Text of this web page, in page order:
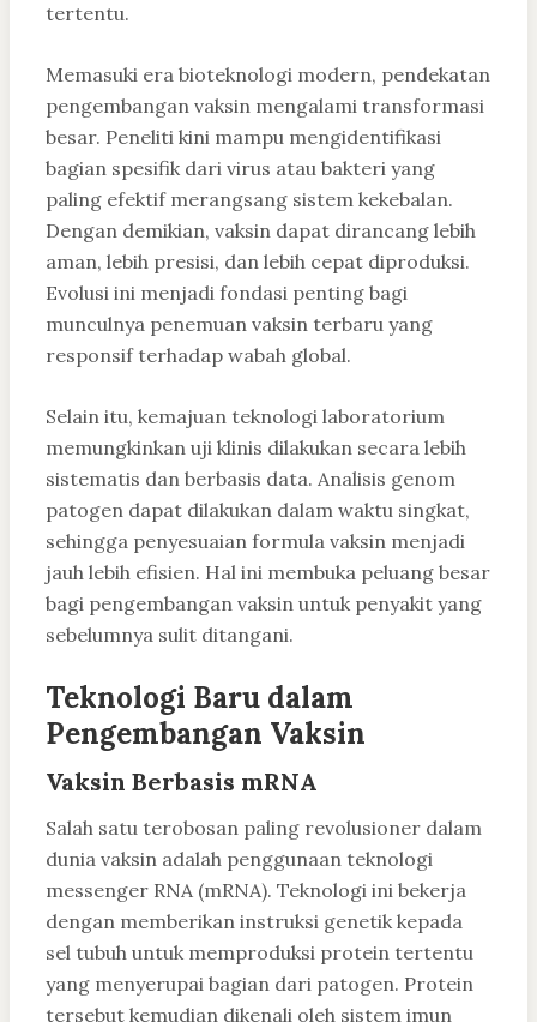
tertentu.
Memasuki era bioteknologi modern, pendekatan
pengembangan vaksin mengalami transformasi
besar. Peneliti kini mampu mengidentifikasi
bagian spesifik dari virus atau bakteri yang
paling efektif merangsang sistem kekebalan.
Dengan demikian, vaksin dapat dirancang lebih
aman, lebih presisi, dan lebih cepat diproduksi.
Evolusi ini menjadi fondasi penting bagi
munculnya penemuan vaksin terbaru yang
responsif terhadap wabah global.
Selain itu, kemajuan teknologi laboratorium
memungkinkan uji klinis dilakukan secara lebih
sistematis dan berbasis data. Analisis genom
patogen dapat dilakukan dalam waktu singkat,
sehingga penyesuaian formula vaksin menjadi
jauh lebih efisien. Hal ini membuka peluang besar
bagi pengembangan vaksin untuk penyakit yang
sebelumnya sulit ditangani.
Teknologi Baru dalam
Pengembangan Vaksin
Vaksin Berbasis mRNA
Salah satu terobosan paling revolusioner dalam
dunia vaksin adalah penggunaan teknologi
messenger RNA (mRNA). Teknologi ini bekerja
dengan memberikan instruksi genetik kepada
sel tubuh untuk memproduksi protein tertentu
yang menyerupai bagian dari patogen. Protein
tersebut kemudian dikenali oleh sistem imun